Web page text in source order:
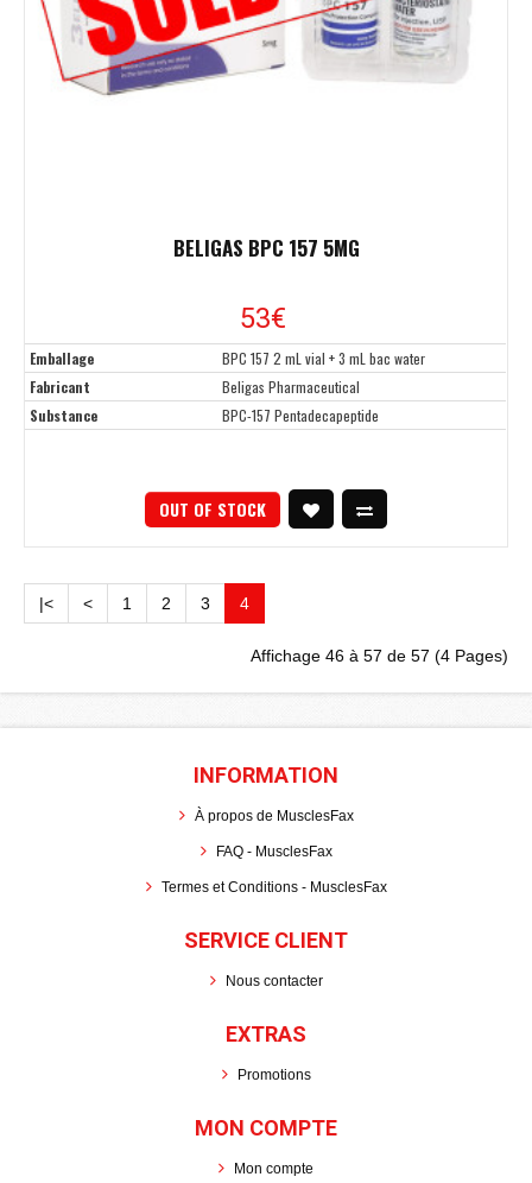
BELIGAS BPC 157 5MG
53€
Emballage
BPC 157 2 mL vial + 3 mL bac water
Fabricant
Beligas Pharmaceutical
Substance
BPC-157 Pentadecapeptide
OUT OF STOCK
|< < 1 2 3 4
Affichage 46 à 57 de 57 (4 Pages)
INFORMATION
À propos de MusclesFax
FAQ - MusclesFax
Termes et Conditions - MusclesFax
SERVICE CLIENT
Nous contacter
EXTRAS
Promotions
MON COMPTE
Mon compte